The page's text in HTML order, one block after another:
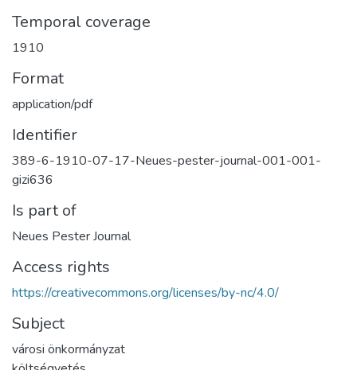
Temporal coverage
1910
Format
application/pdf
Identifier
389-6-1910-07-17-Neues-pester-journal-001-001-
gizi636
Is part of
Neues Pester Journal
Access rights
https://creativecommons.org/licenses/by-nc/4.0/
Subject
városi önkormányzat